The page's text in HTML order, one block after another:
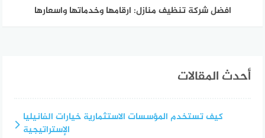
افضل شركة تنظيف منازل: ارقامها وخدماتها واسعارها
أحدث المقالات
كيف تستخدم المؤسسات الاستثمارية خيارات الفانيليا
الإستراتيجية